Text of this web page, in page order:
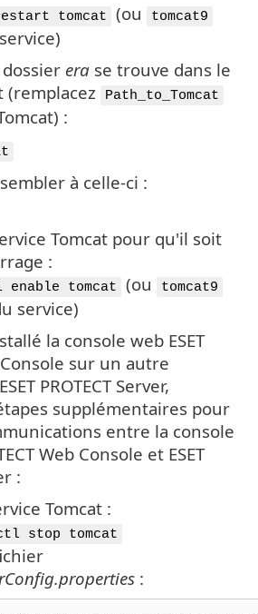
tomcat (ou tomcat9
era se trouve dans le
(remplacez
Path_to_Tomcat
:
à celle-ci :
Tomcat pour qu'il soit
:
enable tomcat (ou tomcat9
service)
la console web ESET
Console sur un autre
PROTECT Server,
supplémentaires pour
entre la console
Web Console et ESET
:
Tomcat :
stop tomcat
: